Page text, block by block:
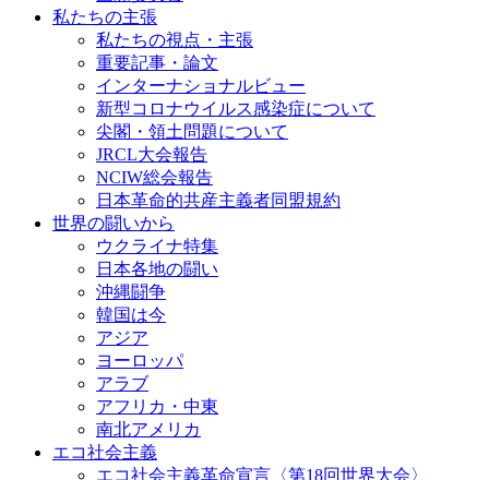
私たちの主張
私たちの視点・主張
重要記事・論文
インターナショナルビュー
新型コロナウイルス感染症について
尖閣・領土問題について
JRCL大会報告
NCIW総会報告
日本革命的共産主義者同盟規約
世界の闘いから
ウクライナ特集
日本各地の闘い
沖縄闘争
韓国は今
アジア
ヨーロッパ
アラブ
アフリカ・中東
南北アメリカ
エコ社会主義
エコ社会主義革命宣言〈第18回世界大会〉